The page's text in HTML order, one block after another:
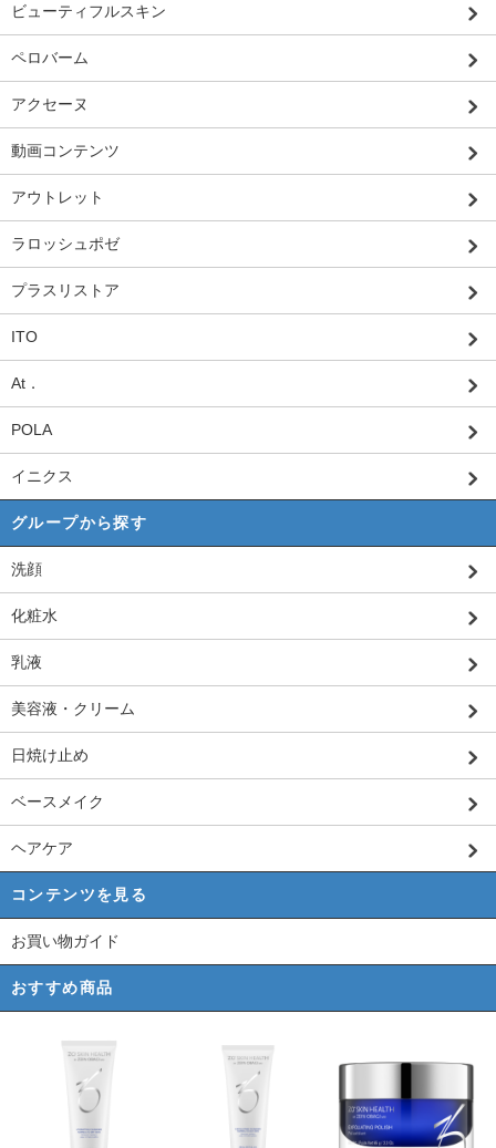
ビューティフルスキン
ペロバーム
アクセーヌ
動画コンテンツ
アウトレット
ラロッシュポゼ
プラスリストア
ITO
At．
POLA
イニクス
グループから探す
洗顔
化粧水
乳液
美容液・クリーム
日焼け止め
ベースメイク
ヘアケア
コンテンツを見る
お買い物ガイド
おすすめ商品